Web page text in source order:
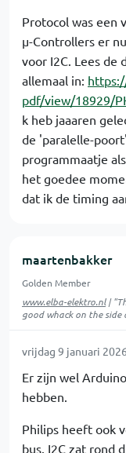
Protocol was een
µ-Controllers er
voor I2C. Lees de
allemaal in:
pdf/view/18929/
k heb jaaaren
de 'paralelle-
programmaatje
het goedee
dat ik de timing
maartenbakker
Golden Member
www.elba-elektro.nl|
good whack on the
vrijdag 9 januari
Er zijn wel
hebben.
Philips heeft ook
bus. I2C zat rond